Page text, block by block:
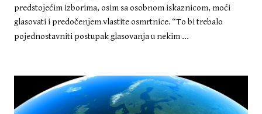
predstojećim izborima, osim sa osobnom iskaznicom, moći
glasovati i predočenjem vlastite osmrtnice. “To bi trebalo
pojednostavniti postupak glasovanja u nekim ...